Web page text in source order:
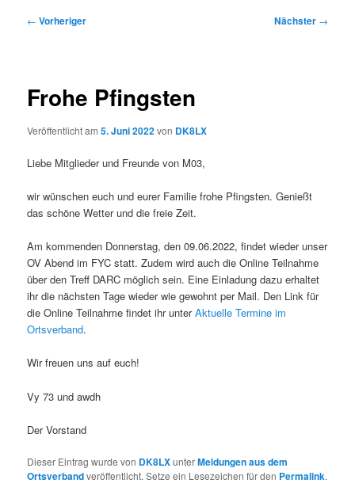
Beitragsnavigation
← Vorheriger Nächster →
Frohe Pfingsten
Veröffentlicht am5. Juni 2022von DK8LX
Liebe Mitglieder und Freunde von M03,
wir wünschen euch und eurer Familie frohe Pfingsten. Genießt
das schöne Wetter und die freie Zeit.
Am kommenden Donnerstag, den 09.06.2022, findet wieder unser
OV Abend im FYC statt. Zudem wird auch die Online Teilnahme
über den Treff DARC möglich sein. Eine Einladung dazu erhaltet
ihr die nächsten Tage wieder wie gewohnt per Mail. Den Link für
die Online Teilnahme findet ihr unterAktuelle Termine im
Ortsverband.
Wir freuen uns auf euch!
Vy 73 und awdh
Der Vorstand
Dieser Eintrag wurde von DK8LXunterMeldungen aus dem
Ortsverbandveröffentlicht. Setze ein Lesezeichen für den Permalink.